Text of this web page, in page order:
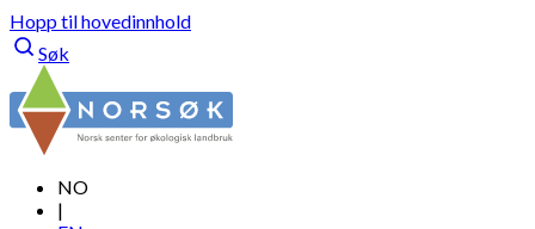
Hopp til hovedinnhold
Søk
NO
|